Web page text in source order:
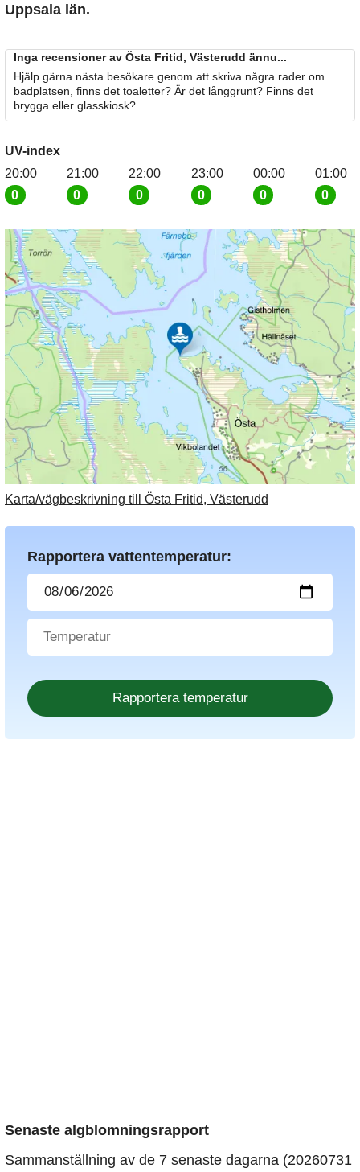
Uppsala län.
Inga recensioner av Östa Fritid, Västerudd ännu...
Hjälp gärna nästa besökare genom att skriva några rader om
badplatsen, finns det toaletter? Är det långgrunt? Finns det
brygga eller glasskiosk?
UV-index
20:00
0
21:00
0
22:00
0
23:00
0
00:00
0
01:00
0
Karta/vägbeskrivning till Östa Fritid, Västerudd
Rapportera vattentemperatur:
Senaste algblomningsrapport
Sammanställning av de 7 senaste dagarna (20260731